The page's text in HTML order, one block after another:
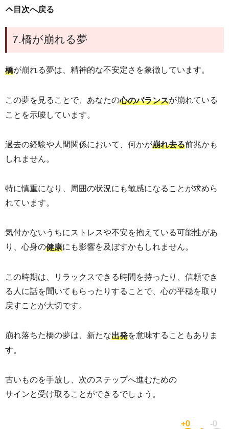
目次へ戻る
7.橋が崩れる夢
橋が崩れる夢は、精神的な不安定さを象徴しています。
この夢を見ることで、あなたの心のバランスが崩れている
ことを示唆しています。
過去の経験や人間関係において、何かが崩れ去る前兆かも
しれません。
特に慎重になり、周囲の状況にも敏感になることが求めら
れています。
気付かないうちにストレスや不安を抱えている可能性があ
り、心身の健康にも影響を及ぼすかもしれません。
この時期は、リラックスできる時間を持ったり、信頼でき
る人に話を聞いてもらったりすることで、心の平穏を取り
戻すことが大切です。
崩れ落ちた橋の夢は、新たな出発を意味することもありま
す。
古いものを手放し、次のステップへ進むための
サインと受け取ることができるでしょう。
+0 -0